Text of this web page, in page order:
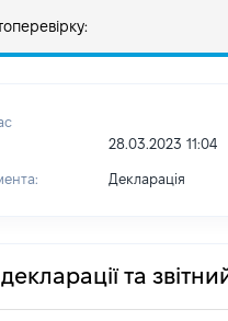
28.03.2023 11:04
Декларація
та